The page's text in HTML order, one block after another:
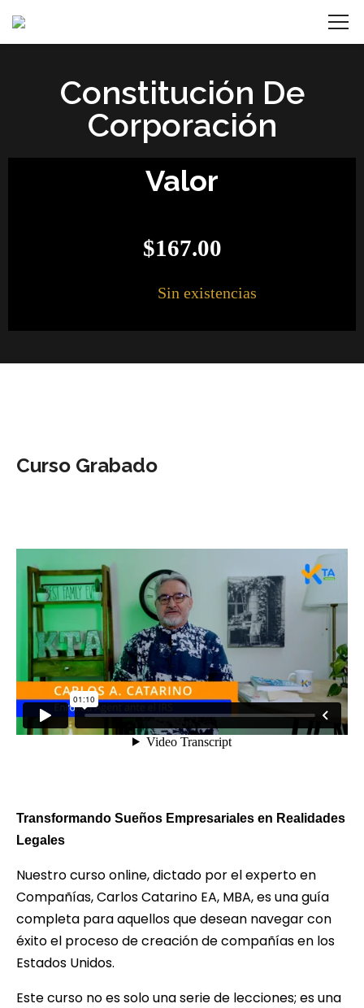
Constitución De
Corporación
Valor
$167.00
Sin existencias
Curso Grabado
Transformando Sueños Empresariales en Realidades
Legales
Nuestro curso online, dictado por el experto en
Compañías, Carlos Catarino EA, MBA, es una guía
completa para aquellos que desean navegar con
éxito el proceso de creación de compañías en los
Estados Unidos.
Este curso no es solo una serie de lecciones; es una